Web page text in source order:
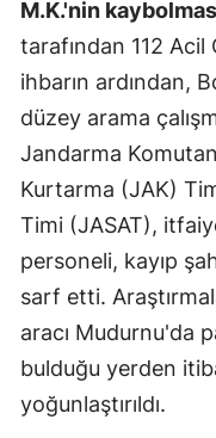
M.K.'nin
tarafından 112 Acil
ihbarın ardından,
düzey arama
Jandarma
Kurtarma (JAK)
Timi (JASAT),
personeli, kayıp
sarf etti.
aracı Mudurnu'da
bulduğu yerden
yoğunlaştırıldı.